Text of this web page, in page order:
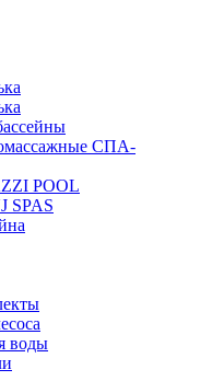
СПА-
POOL
SPAS
воды